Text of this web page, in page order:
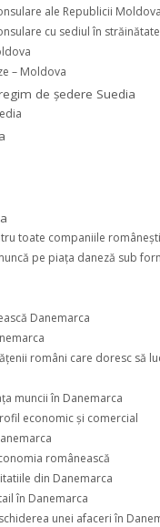
ale Republicii Moldova
cu sediul în
– Moldova
de şedere Suedia
toate companiile
pe piaţa daneză sub
Danemarca
români care doresc să
muncii în Danemarca
economic şi comercial
românească
din Danemarca
în Danemarca
unei afaceri în